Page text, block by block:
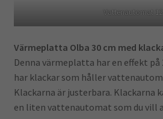
Vattenautomat 12 l
Värmeplatta Olba 30 cm med
Denna värmeplatta har en effekt
har klackar som håller
Klackarna är justerbara. Klackarna
en liten vattenautomat som du vill